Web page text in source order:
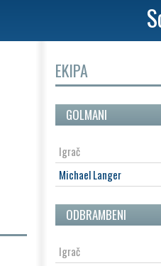
EKIPA
GOLMANI
Igrač
Michael Langer
ODBRAMBENI
Igrač